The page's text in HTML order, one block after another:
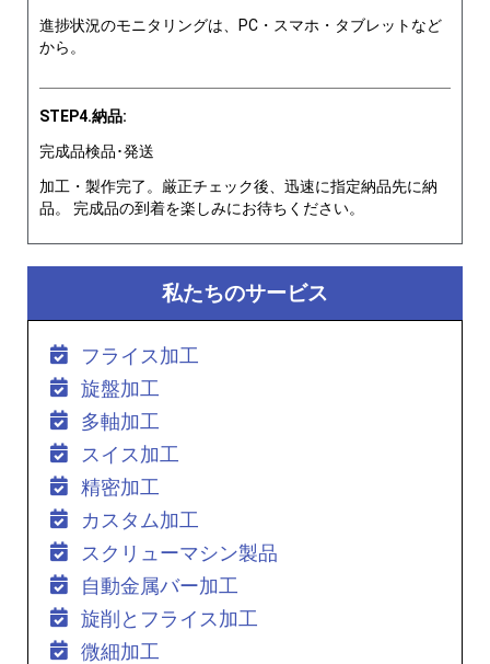
進捗状況のモニタリングは、PC・スマホ・タブレットなど
から。
STEP4.納品:
完成品検品･発送
加工・製作完了。厳正チェック後、迅速に指定納品先に納
品。 完成品の到着を楽しみにお待ちください。
私たちのサービス
フライス加工
旋盤加工
多軸加工
スイス加工
精密加工
カスタム加工
スクリューマシン製品
自動金属バー加工
旋削とフライス加工
微細加工